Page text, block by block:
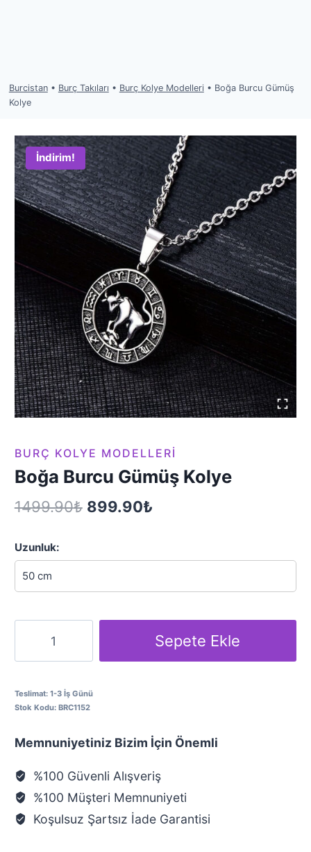
Burcistan• Burç Takıları • Burç Kolye Modelleri • Boğa Burcu Gümüş
Kolye
İndirim!
BURÇ KOLYE MODELLERI
Boğa Burcu Gümüş Kolye
1499.90₺ Orijinal
1499.90₺.
899.90₺Şu
fiyat:
899.90₺.
Uzunluk:
Kolye
Sepete Ekle
Teslimat: 1-3 İş Günü
Stok Kodu: BRC1152
Memnuniyetiniz Bizim İçin Önemli
%100 Güvenli Alışveriş
%100 Müşteri Memnuniyeti
Koşulsuz Şartsız İade Garantisi